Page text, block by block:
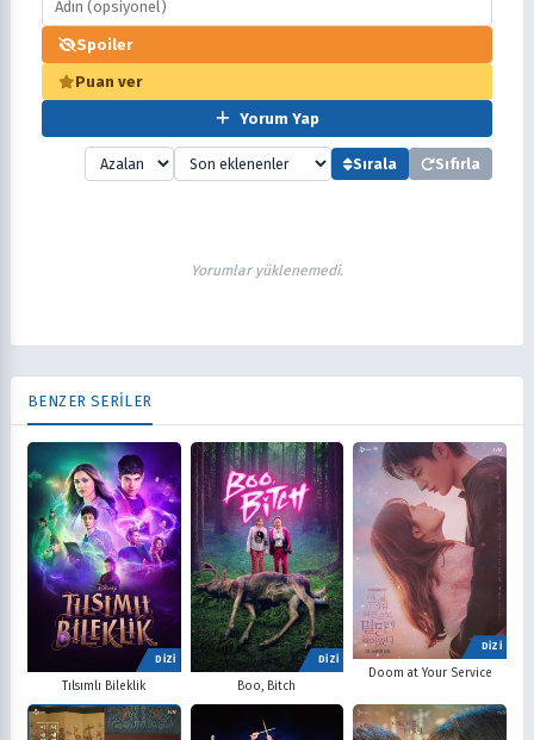
Spoiler
Puan ver
Yorum Yap
Sırala Sıfırla
Yorumlar yüklenemedi.
BENZER SERİLER
DİZİ
Tılsımlı Bileklik
DİZİ
Boo, Bitch
DİZİ
Doom at Your Service